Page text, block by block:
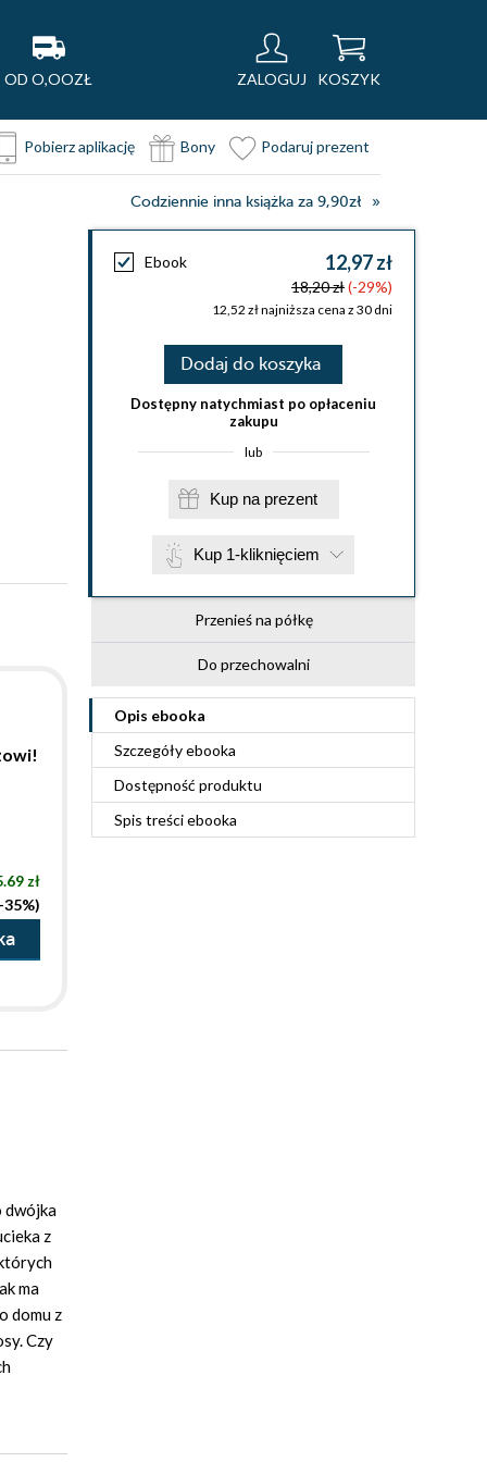
OD O,OOZŁ ZALOGUJ KOSZYK
Pobierz aplikację Bony Podaruj prezent
Codziennie inna książka za 9,90zł
Ebook 12,97 zł
18,20 zł(-29%)
12,52 zł najniższa cena z 30 dni
Dodaj do koszyka
Dostępny natychmiast po opłaceniu
zakupu
lub
Kup na prezent
Kup 1-kliknięciem
Przenieś na półkę
Do przechowalni
Opis ebooka
Szczegółyebooka
Dostępność produktu
Spis treściebooka
zł
35%)
dwójka
z
ma
domu z
Czy